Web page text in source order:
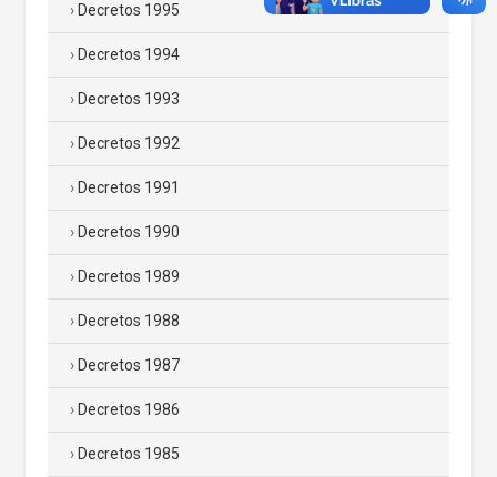
Decretos 1995
Decretos 1994
Decretos 1993
Decretos 1992
Decretos 1991
Decretos 1990
Decretos 1989
Decretos 1988
Decretos 1987
Decretos 1986
Decretos 1985